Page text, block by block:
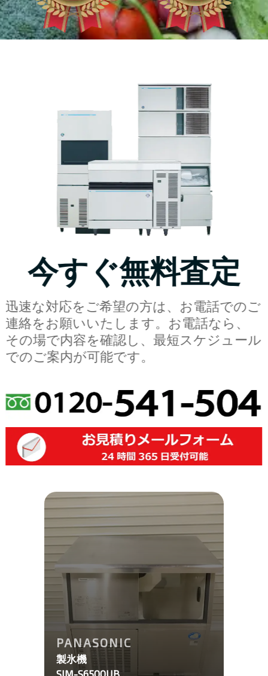
今すぐ無料査定
迅速な対応をご希望の方は、お電話でのご
連絡をお願いいたします。お電話なら、
その場で内容を確認し、最短スケジュール
でのご案内が可能です。
PANASONIC
製氷機
SIM-S6500UB